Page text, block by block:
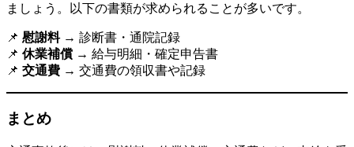
ましょう。以下の書類が求められることが多いです。
📌 慰謝料→ 診断書・通院記録
📌 休業補償 → 給与明細・確定申告書
📌 交通費 → 交通費の領収書や記録
まとめ